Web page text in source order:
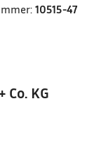
10515-47
KG